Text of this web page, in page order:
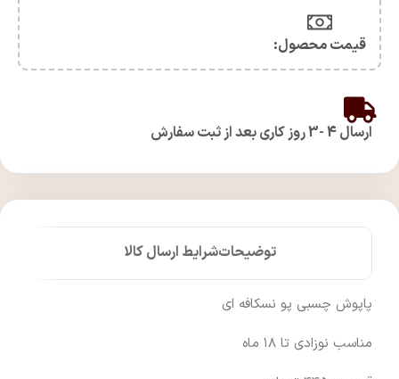
قیمت محصول:​
ارسال 4 -3 روز کاری بعد از ثبت سفارش
توضیحاتشرایط ارسال کالا
پاپوش چسبی پو نسکافه ای
مناسب نوزادی تا ١٨ ماه